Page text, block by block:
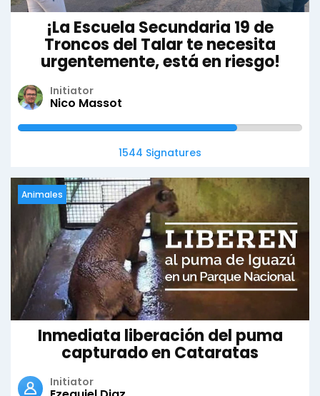
¡La Escuela Secundaria 19 de
Troncos del Talar te necesita
urgentemente, está en riesgo!
Initiator
Nico Massot
1544 Signatures
Animales
Inmediata liberación del puma
capturado en Cataratas
Initiator